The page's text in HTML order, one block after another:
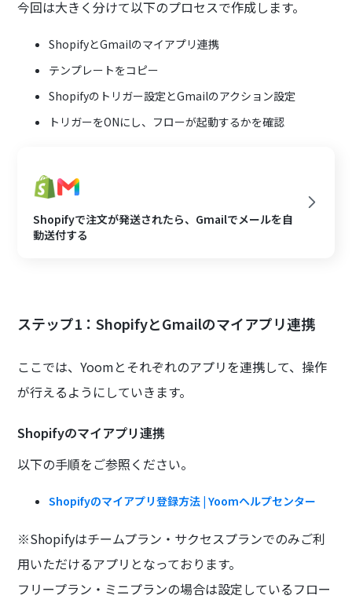
今回は大きく分けて以下のプロセスで作成します。
ShopifyとGmailのマイアプリ連携
テンプレートをコピー
Shopifyのトリガー設定とGmailのアクション設定
トリガーをONにし、フローが起動するかを確認
Shopifyで注文が発送されたら、Gmailでメールを自
動送付する
ステップ1：ShopifyとGmailのマイアプリ連携
ここでは、Yoomとそれぞれのアプリを連携して、操作
が行えるようにしていきます。
Shopifyのマイアプリ連携
以下の手順をご参照ください。
Shopifyのマイアプリ登録方法 | Yoomヘルプセンター
※Shopifyはチームプラン・サクセスプランでのみご利
用いただけるアプリとなっております。
フリープラン・ミニプランの場合は設定しているフロー